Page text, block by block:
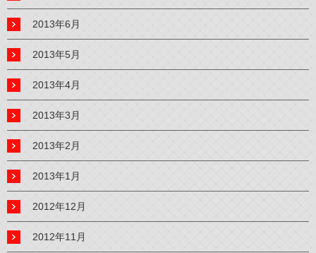
2013年6月
2013年5月
2013年4月
2013年3月
2013年2月
2013年1月
2012年12月
2012年11月